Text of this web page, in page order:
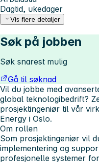
Dagtid, ukedager
Vis flere detaljer
Søk på jobben
Søk snarest mulig
Gå til søknad
Vil du jobbe med
global teknologibedrift?
prosjektingeniør til vår
Energy i Oslo.
Om rollen
Som prosjektingeniør vil
implementering og
profesjonelle systemer